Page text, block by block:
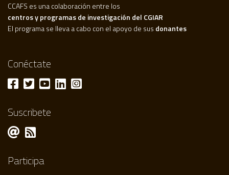
CCAFS es una colaboración entre los
centros y programas de investigación del CGIAR
El programa se lleva a cabo con el apoyo de sus donantes
Conéctate
Suscribete
Participa